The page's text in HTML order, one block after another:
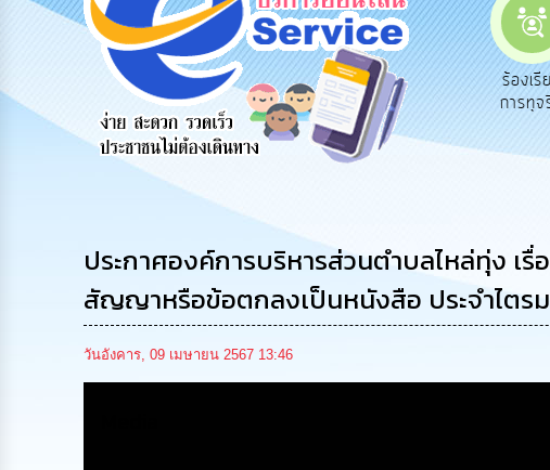
รับฟังความ
คิดเห็น
ประชาชน
ร้องเรียน
ร้องทุกข์
ร้องเรียน
การทุจริต
ร้อ
การ
ท
ประกาศองค์การบริหารส่วนตำบลไหล่ทุ่ง เ
สัญญาหรือข้อตกลงเป็นหนังสือ ประจำไตร
วันอังคาร, 09 เมษายน 2567 13:46